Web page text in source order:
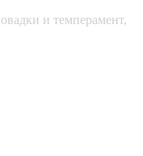
и темперамент,